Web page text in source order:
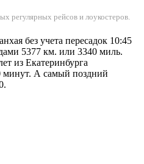
регулярных рейсов и лоукостеров.
без учета пересадок 10:45
5377 км. или 3340 миль.
из Екатеринбурга
минут. А самый поздний